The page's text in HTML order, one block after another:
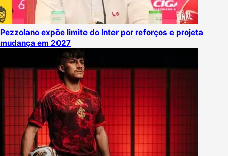
Pezzolano expõe limite do Inter por reforços e projeta
mudança em 2027